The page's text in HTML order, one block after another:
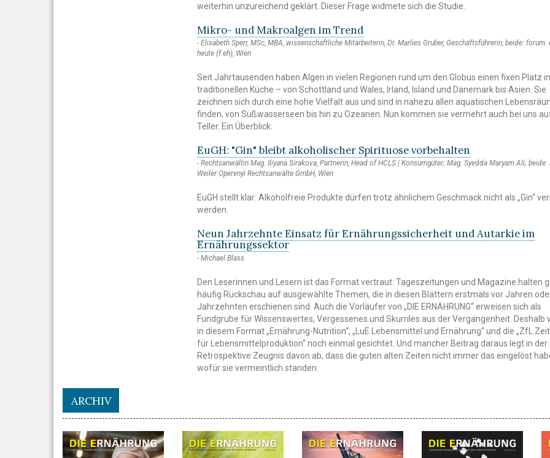
weiterhin unzureichend geklärt. Dieser Frage widmete sich die Studie.
Mikro- und Makroalgen im Trend
Elisabeth Sperr, MSc, MBA, wissenschaftliche Mitarbeiterin, Dr. Marlies Gruber, Geschäftsführerin, beide: forum.
heute (f.eh), Wien
Seit Jahrtausenden haben Algen in vielen Regionen rund um den Globus einen fixen Platz
traditionellen Küche – von Schottland und Wales, Irland, Island und Dänemark bis Asien. Sie
zeichnen sich durch eine hohe Vielfalt aus und sind in nahezu allen aquatischen
finden, von Süßwasserseen bis hin zu Ozeanen. Nun kommen sie vermehrt auch bei uns
Teller. Ein Überblick.
EuGH: "Gin" bleibt alkoholischer Spirituose vorbehalten
Rechtsanwältin Mag. Iliyana Sirakova, Partnerin, Head of HCLS | Konsumgüter; Mag. Syedda Maryam Ali; beide:
Weiler Operenyi Rechtsanwälte GmbH, Wien
EuGH stellt klar: Alkoholfreie Produkte dürfen trotz ähnlichem Geschmack nicht als „Gin“
werden.
Neun Jahrzehnte Einsatz für Ernährungssicherheit und Autarkie im
Ernährungssektor
Michael Blass
Den Leserinnen und Lesern ist das Format vertraut: Tageszeitungen und Magazine halten
häufig Rückschau auf ausgewählte Themen, die in diesen Blättern erstmals vor Jahren
Jahrzehnten erschienen sind. Auch die Vorläufer von „DIE ERNÄHRUNG“ erweisen sich als
Fundgrube für Wissenswertes, Vergessenes und Skurriles aus der Vergangenheit. Deshalb
in diesem Format „Ernährung-Nutrition“, „LuE Lebensmittel und Ernährung“ und die „ZfL
für Lebensmittelproduktion“ noch einmal gesichtet. Und mancher Beitrag daraus legt in der
Retrospektive Zeugnis davon ab, dass die guten alten Zeiten nicht immer das eingelöst
wofür sie vermeintlich standen.
ARCHIV